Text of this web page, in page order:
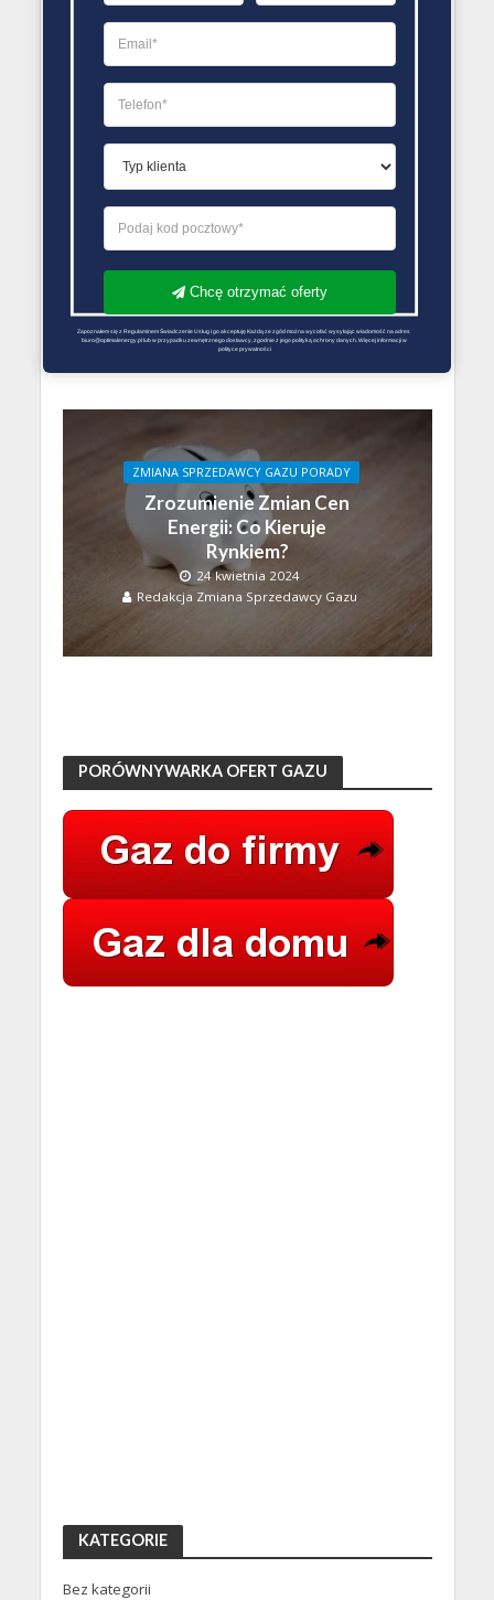
ZMIANA SPRZEDAWCY GAZU PORADY
Cena gazu: czynniki
wpływające na
dynamiczne zmiany
27 kwietnia 2024
Redakcja Zmiana Sprzedawcy Gazu
ZMIANA SPRZEDAWCY GAZU PORADY
Zrozumienie Zmian Cen
Energii: Co Kieruje
Rynkiem?
24 kwietnia 2024
Redakcja Zmiana Sprzedawcy Gazu
PORÓWNYWARKA OFERT GAZU
KATEGORIE
Bez kategorii
Chcę otrzymać oferty
Zapoznałem się z Regulaminem Świadczenie Usług i go akceptuję Każdą ze zgód można wycofać wysyłając wiadomość na adres
biuro@optimalenergy.pl lub w przypadku zewnętrznego dostawcy, zgodnie z jego polityką ochrony danych. Więcej informacji w
polityce prywatności